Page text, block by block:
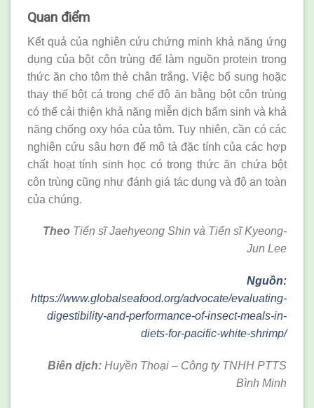
Quan điểm
Kết quả của nghiên cứu chứng minh khả năng ứng
dụng của bột côn trùng để làm nguồn protein trong
thức ăn cho tôm thẻ chân trắng. Việc bổ sung hoặc
thay thế bột cá trong chế độ ăn bằng bột côn trùng
có thể cải thiện khả năng miễn dịch bẩm sinh và khả
năng chống oxy hóa của tôm. Tuy nhiên, cần có các
nghiên cứu sâu hơn để mô tả đặc tính của các hợp
chất hoạt tính sinh học có trong thức ăn chứa bột
côn trùng cũng như đánh giá tác dụng và độ an toàn
của chúng.
Theo Tiến sĩ Jaehyeong Shin và Tiến sĩ Kyeong-
Jun Lee
Nguồn:
https://www.globalseafood.org/advocate/evaluating-
digestibility-and-performance-of-insect-meals-in-
diets-for-pacific-white-shrimp/
Biên dịch: Huyền Thoại – Công ty TNHH PTTS
Bình Minh